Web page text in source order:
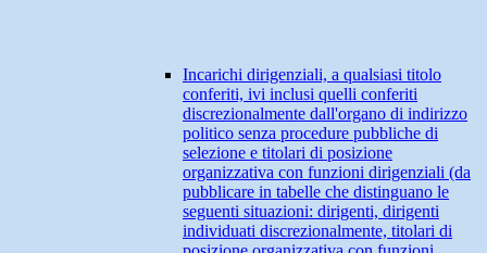
Incarichi dirigenziali, a qualsiasi titolo
conferiti, ivi inclusi quelli conferiti
discrezionalmente dall'organo di indirizzo
politico senza procedure pubbliche di
selezione e titolari di posizione
organizzativa con funzioni dirigenziali (da
pubblicare in tabelle che distinguano le
seguenti situazioni: dirigenti, dirigenti
individuati discrezionalmente, titolari di